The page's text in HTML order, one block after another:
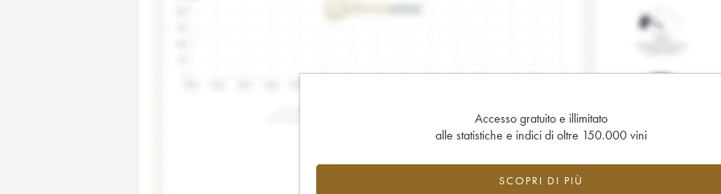
Accesso gratuito e illimitato
alle statistiche e indici di oltre 150.000 vini
SCOPRI DI PIÙ